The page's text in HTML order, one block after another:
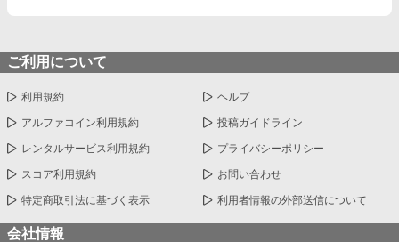
ご利用について
利用規約 ヘルプ
アルファコイン利用規約 投稿ガイドライン
レンタルサービス利用規約 プライバシーポリシー
スコア利用規約 お問い合わせ
特定商取引法に基づく表示 利用者情報の外部送信について
会社情報